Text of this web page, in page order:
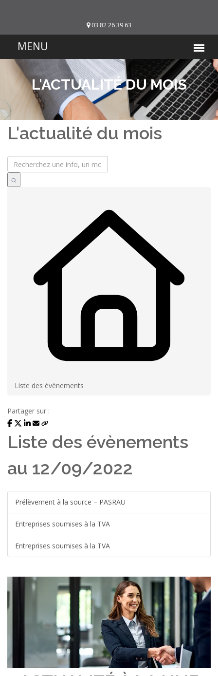
03 82 26 39 63
L'ACTUALITÉ DU MOIS
L'actualité du mois
Liste des évènements
Partager sur :
Liste des évènements
au 12/09/2022
Prélèvement à la source – PASRAU
Entreprises soumises à la TVA
Entreprises soumises à la TVA